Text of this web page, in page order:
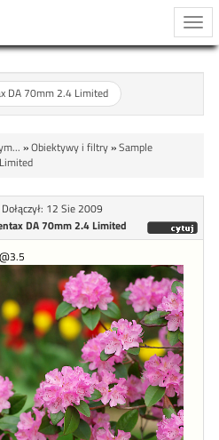
DA 70mm 2.4 Limited
»Obiektywy i filtry»Sample
Dołączył: 12 Sie 2009
DA 70mm 2.4 Limited